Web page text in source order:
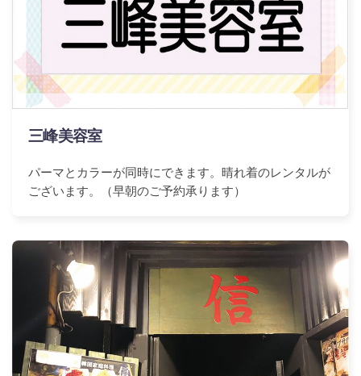
三峰美容室
パーマとカラーが同時にできます。晴れ着のレンタルが
ございます。（早朝のご予約承ります）